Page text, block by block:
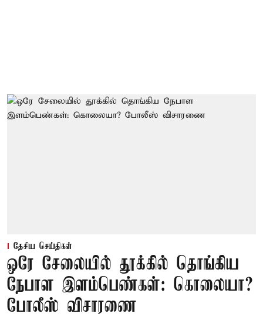
தேசிய செய்திகள்
ஒரே சேலையில் தூக்கில் தொங்கிய
நேபாள இளம்பெண்கள்: கொலையா?
போலீஸ் விசாரணை